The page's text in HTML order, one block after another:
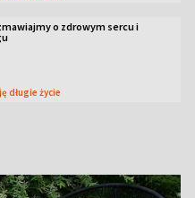
o zdrowym sercu i
długie życie